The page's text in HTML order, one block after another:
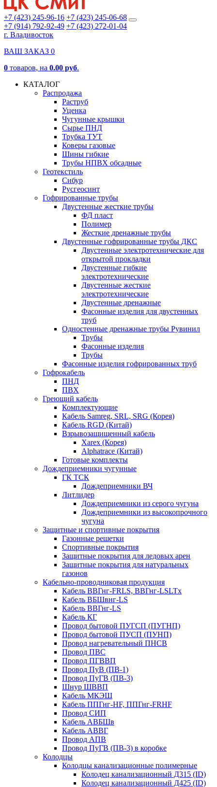
+7 (423) 245-96-16 +7 (423) 245-06-68
+7 (914) 792-92-49 +7 (423) 272-01-04
г. Владивосток
ВАШ ЗАКАЗ 0
0 товаров, на 0.00 руб.
КАТАЛОГ
Распродажа
Раструб
Уценка
Чугунные крышки
Сырье ПНД
Трубка ТУТ
Коверы газовые
Шины гибкие
Трубы НПВХ обсадные
Геотекстиль
Сибур
Русгеосинт
Гофрированные трубы
Двустенные жесткие трубы
ФД пласт
Полимер
Жесткие дренажные трубы
Двустенные гофрированные трубы ДКС
Двустенные электротехнические для
открытой прокладки
Двустенные гибкие
электротехнические
Двустенные жесткие
электротехнические
Двустенные дренажные
Фасонные изделия для двустенных
труб
Одностенные дренажные трубы Рувинил
Трубы
Фасонные изделия
Трубы
Фасонные изделия гофрированных труб
Гофрокабель
ПНД
ПВХ
Греющий кабель
Комплектующие
Кабель Samreg, SRL, SRG (Корея)
Кабель RGD (Китай)
Взрывозащищенный кабель
Xarex (Корея)
Alphatrace (Китай)
Готовые комплекты
Дождеприемники чугунные
ГК ТСК
Дождеприемники ВЧ
Литлидер
Дождеприемники из серого чугуна
Дождеприемники из высокопрочного
чугуна
Защитные и спортивные покрытия
Газонные решетки
Спортивные покрытия
Защитные покрытия для ледовых арен
Защитные покрытия для натуральных
газонов
Кабельно-проводниковая продукция
Кабель ВВГнг-FRLS, ВВГнг-LSLTx
Кабель ВБШвнг-LS
Кабель ВВГнг-LS
Кабель КГ
Провод бытовой ПУГСП (ПУГНП)
Провод бытовой ПУСП (ПУНП)
Провод нагревательный ПНСВ
Провод ПВС
Провод ПГВВП
Провод ПуВ (ПВ-1)
Провод ПуГВ (ПВ-3)
Шнур ШВВП
Кабель МКЭШ
Кабель ППГнг-HF, ППГнг-FRHF
Провод СИП
Кабель АВБШв
Кабель АВВГ
Провод АПВ
Провод ПуГВ (ПВ-3) в коробке
Колодцы
Колодцы канализационные полимерные
Колодец канализационный Д315 (ID)
Колодец канализационный Д425 (ID)